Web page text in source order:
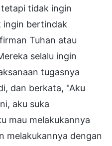
tidak ingin
ingin bertindak
Tuhan atau
selalu ingin
tugasnya
dan berkata, "Aku
aku suka
mau melakukannya
melakukannya dengan